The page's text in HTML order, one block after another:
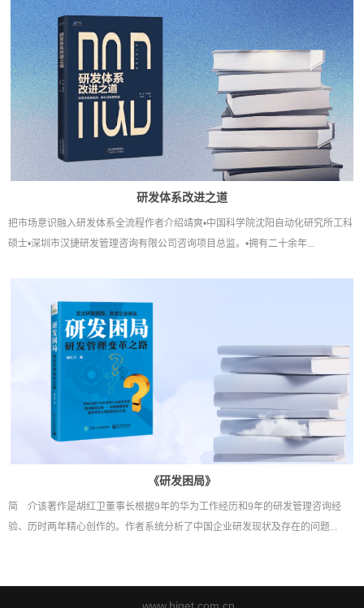
研发体系改进之道
把市场意识融入研发体系全流程作者介绍靖爽•中国科学院沈阳自动化研究所工科
硕士•深圳市汉捷研发管理咨询有限公司咨询项目总监。•拥有二十余年...
《研发困局》
简 介该著作是胡红卫董事长根据9年的华为工作经历和9年的研发管理咨询经
验、历时两年精心创作的。作者系统分析了中国企业研发现状及存在的问题...